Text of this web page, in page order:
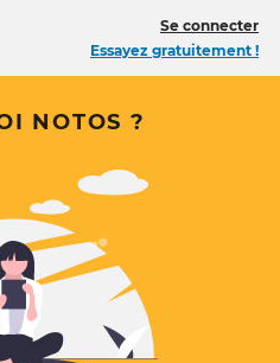
Se connecter
Essayez gratuitement !
NOTOS ?